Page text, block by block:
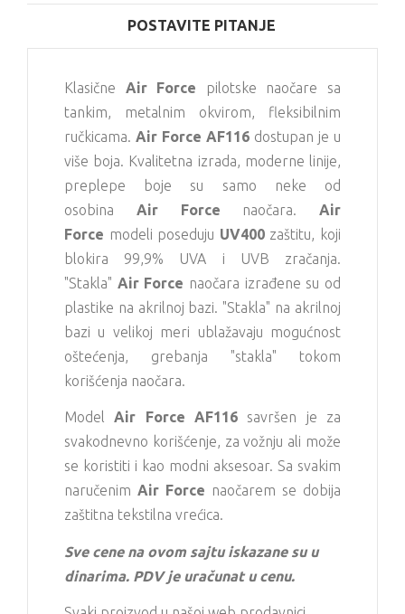
POSTAVITE PITANJE
Klasične Air Force pilotske naočare sa
tankim, metalnim okvirom, fleksibilnim
ručkicama. Air Force AF116 dostupan je u
više boja. Kvalitetna izrada, moderne linije,
preplepe boje su samo neke od
osobina Air Force naočara. Air
Force modeli poseduju UV400zaštitu, koji
blokira 99,9% UVA i UVB zračanja.
"Stakla" Air Force naočara izrađene su od
plastike na akrilnoj bazi. "Stakla" na akrilnoj
bazi u velikoj meri ublažavaju mogućnost
oštećenja, grebanja "stakla" tokom
korišćenja naočara.
ModelAir Force AF116 savršen je za
svakodnevno korišćenje, za vožnju ali može
se koristiti i kao modni aksesoar. Sa svakim
naručenim Air Force naočarem se dobija
zaštitna tekstilna vrećica.
Sve cene na ovom sajtu iskazane su u
dinarima. PDV je uračunat u cenu.